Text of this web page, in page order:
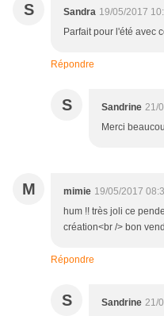
S Sandra 19/05/2017
Parfait pour l'été avec
Répondre
S Sandrine 21/
Merci
M mimie 19/05/2017
hum !! très joli ce
création<br /> bon
Répondre
S Sandrine 21/